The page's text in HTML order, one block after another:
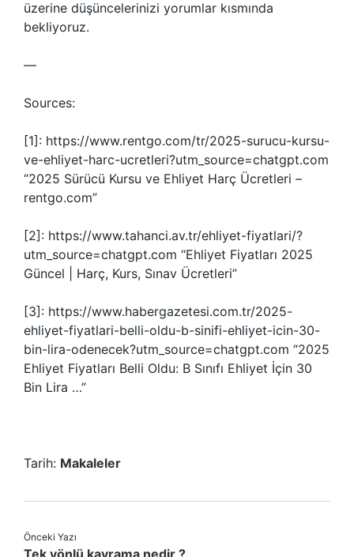
üzerine düşüncelerinizi yorumlar kısmında
bekliyoruz.
—
Sources:
[1]: https://www.rentgo.com/tr/2025-surucu-kursu-
ve-ehliyet-harc-ucretleri?utm_source=chatgpt.com
“2025 Sürücü Kursu ve Ehliyet Harç Ücretleri –
rentgo.com”
[2]: https://www.tahanci.av.tr/ehliyet-fiyatlari/?
utm_source=chatgpt.com “Ehliyet Fiyatları 2025
Güncel | Harç, Kurs, Sınav Ücretleri”
[3]: https://www.habergazetesi.com.tr/2025-
ehliyet-fiyatlari-belli-oldu-b-sinifi-ehliyet-icin-30-
bin-lira-odenecek?utm_source=chatgpt.com “2025
Ehliyet Fiyatları Belli Oldu: B Sınıfı Ehliyet İçin 30
Bin Lira …”
Tarih: Makaleler
Önceki Yazı
Tek yönlü kavrama nedir ?